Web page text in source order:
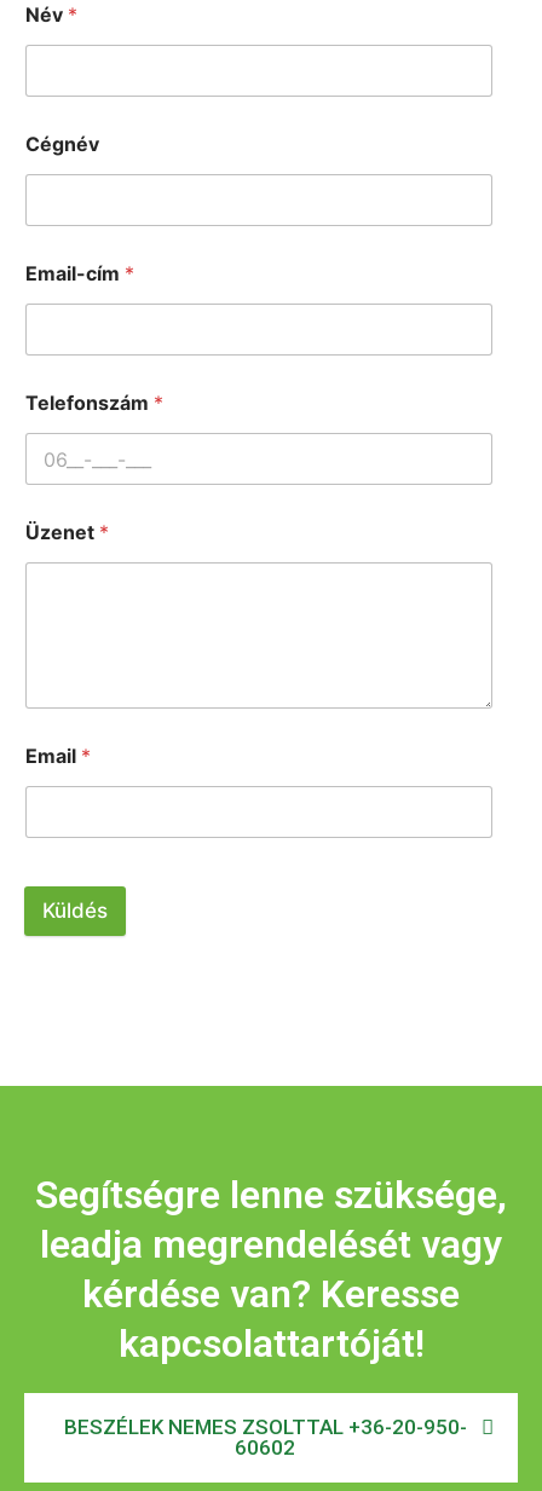
Név *
Cégnév
Email-cím *
Telefonszám *
Üzenet *
Email *
Küldés
Segítségre lenne szüksége,
leadja megrendelését vagy
kérdése van? Keresse
kapcsolattartóját!
BESZÉLEK NEMES ZSOLTTAL +36-20-950-
60602